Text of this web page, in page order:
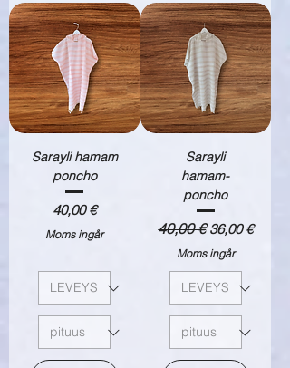
Sarayli hamam
poncho
Pris
40,00 €
Moms ingår
Sarayli
hamam-
poncho
Ordinarie pris
40,00 € Reapris
36,00 €
Moms ingår